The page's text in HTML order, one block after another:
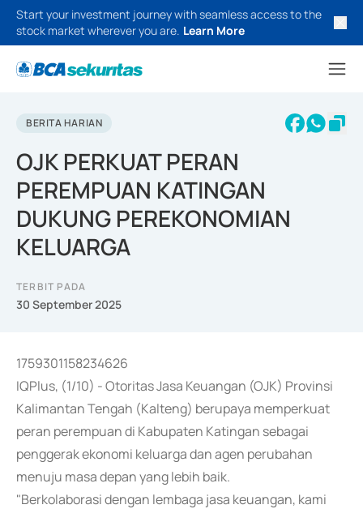
Start your investment journey with seamless access to the
stock market wherever you are. Learn More
BERITA HARIAN
OJK PERKUAT PERAN
PEREMPUAN KATINGAN
DUKUNG PEREKONOMIAN
KELUARGA
TERBIT PADA
30 September 2025
1759301158234626
IQPlus, (1/10) - Otoritas Jasa Keuangan (OJK) Provinsi
Kalimantan Tengah (Kalteng) berupaya memperkuat
peran perempuan di Kabupaten Katingan sebagai
penggerak ekonomi keluarga dan agen perubahan
menuju masa depan yang lebih baik.
"Berkolaborasi dengan lembaga jasa keuangan, kami